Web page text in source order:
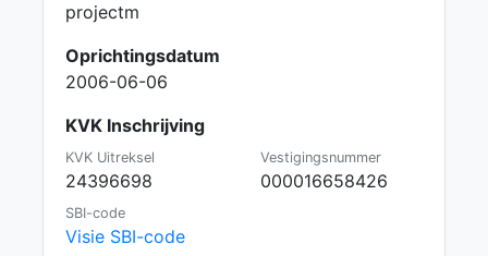
projectm
Oprichtingsdatum
2006-06-06
KVK Inschrijving
KVK Uitreksel
24396698
Vestigingsnummer
000016658426
SBI-code
Visie SBI-code